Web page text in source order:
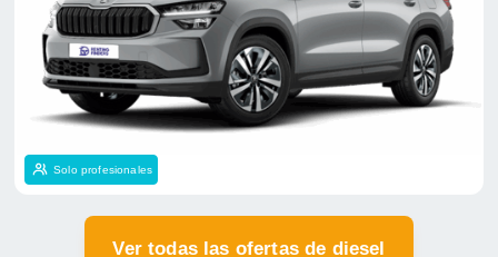
Solo profesionales
Ver todas las ofertas de diesel